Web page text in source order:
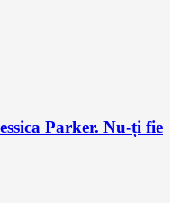
Parker. Nu-ți fie